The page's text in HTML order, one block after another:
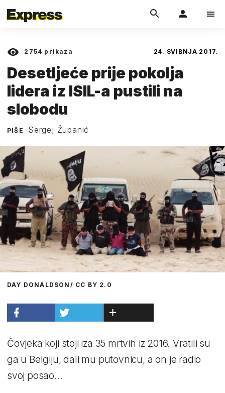
2754 prikaza 24. SVIBNJA 2017.
Desetljeće prije pokolja
lidera iz ISIL-a pustili na
slobodu
PIŠE Sergej Županić
DAY DONALDSON/ CC BY 2.0
Čovjeka koji stoji iza 35 mrtvih iz 2016. Vratili su
ga u Belgiju, dali mu putovnicu, a on je radio
svoj posao...